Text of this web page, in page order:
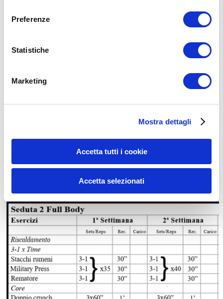
Preferenze
Statistiche
Marketing
Mostra dettagli
Accetta tutti i cookie
Accetta selezionati
Esegui 3-1 reps del secondo esercizio, poi pausa 30 secondi
Fai 3-1 ripetizioni del terzo esercizio, poi pausa di 45-60
minutaggio totale (es. 40 minuti)